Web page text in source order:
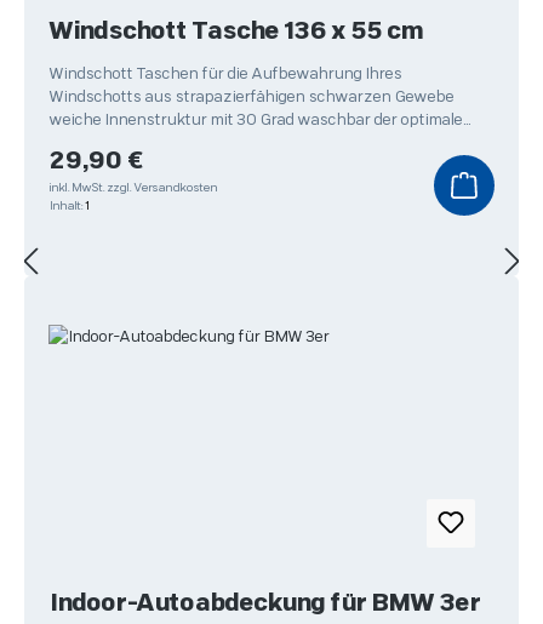
Windschott Tasche 136 x 55 cm
Windschott Taschen für die Aufbewahrung Ihres
Windschotts aus strapazierfähigen schwarzen Gewebe
weiche Innenstruktur mit 30 Grad waschbar der optimale
Regulärer Preis:
29,90 €
inkl. MwSt. zzgl. Versandkosten
Inhalt: 1
Indoor-Autoabdeckung für BMW 3er